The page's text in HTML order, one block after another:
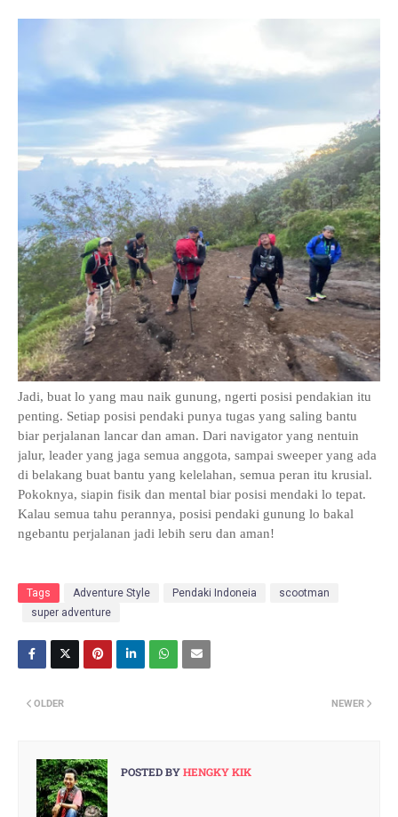
Jadi, buat lo yang mau naik gunung, ngerti posisi pendakian itu
penting. Setiap posisi pendaki punya tugas yang saling bantu
biar perjalanan lancar dan aman. Dari navigator yang nentuin
jalur, leader yang jaga semua anggota, sampai sweeper yang ada
di belakang buat bantu yang kelelahan, semua peran itu krusial.
Pokoknya, siapin fisik dan mental biar posisi mendaki lo tepat.
Kalau semua tahu perannya, posisi pendaki gunung lo bakal
ngebantu perjalanan jadi lebih seru dan aman!
Tags Adventure Style Pendaki Indoneia
scootman
super adventure
NEWER
OLDER
POSTED BYHENGKY KIK